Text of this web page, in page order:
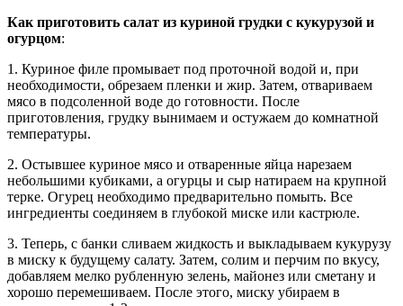
Как приготовить салат из куриной грудки с кукурузой и
огурцом:
1. Куриное филе промывает под проточной водой и, при
необходимости, обрезаем пленки и жир. Затем, отвариваем
мясо в подсоленной воде до готовности. После
приготовления, грудку вынимаем и остужаем до комнатной
температуры.
2. Остывшее куриное мясо и отваренные яйца нарезаем
небольшими кубиками, а огурцы и сыр натираем на крупной
терке. Огурец необходимо предварительно помыть. Все
ингредиенты соединяем в глубокой миске или кастрюле.
3. Теперь, с банки сливаем жидкость и выкладываем кукурузу
в миску к будущему салату. Затем, солим и перчим по вкусу,
добавляем мелко рубленную зелень, майонез или сметану и
хорошо перемешиваем. После этого, миску убираем в